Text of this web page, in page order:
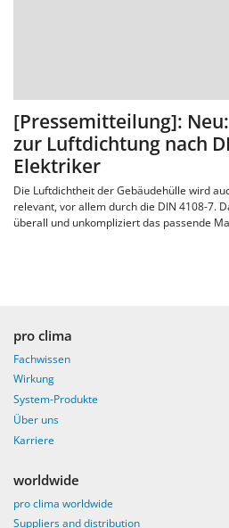
[Pressemitteilung]:
zur Luftdichtung nach
Elektriker
Die Luftdichtheit der Gebäudehülle wird
relevant, vor allem durch die DIN 4108-7.
überall und unkompliziert das passende
pro clima
Fachwissen
Wirkung
System-Produkte
Über uns
Karriere
worldwide
pro clima worldwide
Suppliers and distribution